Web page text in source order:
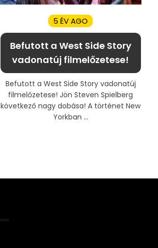
5 ÉV AGO
Befutott a West Side Story
vadonatúj filmelőzetese!
Befutott a West Side Story vadonatúj
filmelőzetese! Jön Steven Spielberg
következő nagy dobása! A történet New
Yorkban ...